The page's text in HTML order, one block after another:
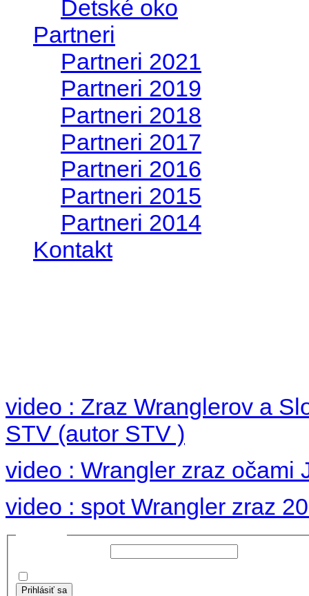
Detské oko
Partneri
Partneri 2021
Partneri 2019
Partneri 2018
Partneri 2017
Partneri 2016
Partneri 2015
Partneri 2014
Kontakt
video : Zraz Wranglerov a
STV (autor STV )
video : Wrangler zraz očami
video : spot Wrangler zraz
Prihlásiť sa